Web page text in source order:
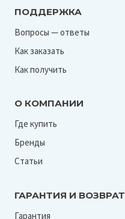
ПОДДЕРЖКА
Вопросы — ответы
Как заказать
Как получить
О КОМПАНИИ
Где купить
Бренды
Статьи
ГАРАНТИЯ И ВОЗВРАТ
Гарантия